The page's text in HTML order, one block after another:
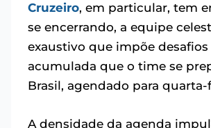
Cruzeiro, em particular, tem
se encerrando, a equipe
exaustivo que impõe
acumulada que o time se
Brasil, agendado para quarta-
A densidade da agenda